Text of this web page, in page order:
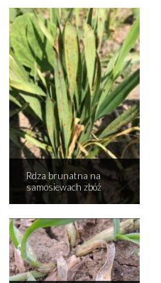
Rdza brunatna na
samosiewach zbóż